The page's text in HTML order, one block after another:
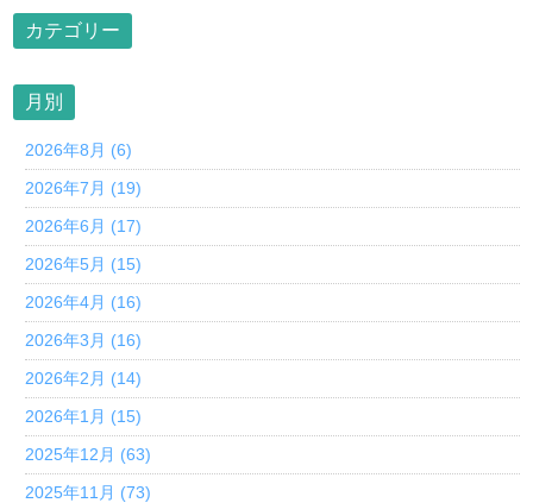
カテゴリー
月別
2026年8月 (6)
2026年7月 (19)
2026年6月 (17)
2026年5月 (15)
2026年4月 (16)
2026年3月 (16)
2026年2月 (14)
2026年1月 (15)
2025年12月 (63)
2025年11月 (73)